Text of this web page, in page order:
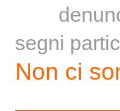
segni
Non ci